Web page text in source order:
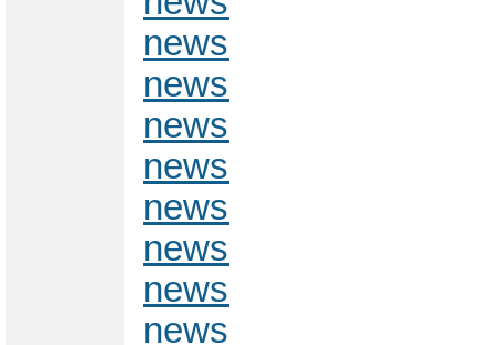
news
news
news
news
news
news
news
news